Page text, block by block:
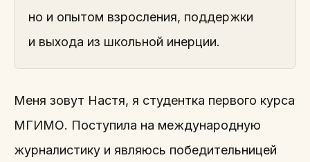
но и опытом взросления, поддержки
и выхода из школьной инерции.
Меня зовут Настя, я студентка первого курса
МГИМО. Поступила на международную
журналистику и являюсь победительницей